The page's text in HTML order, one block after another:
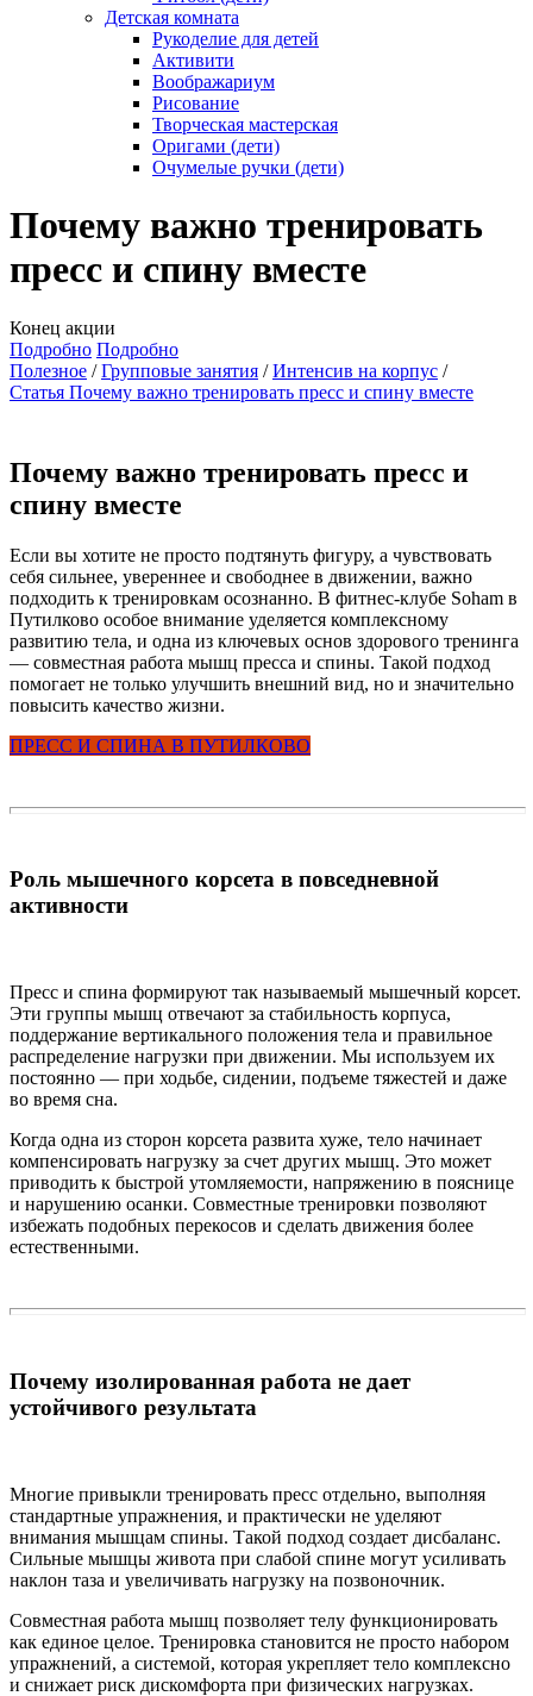
Детская комната
Рукоделие для детей
Активити
Воображариум
Рисование
Творческая мастерская
Оригами (дети)
Очумелые ручки (дети)
Почему важно тренировать
пресс и спину вместе
Конец акции
Подробно Подробно
Полезное
Групповые занятия
Интенсив на корпус
Статья Почему важно тренировать пресс и спину вместе
Почему важно тренировать пресс и
спину вместе
Если вы хотите не просто подтянуть фигуру, а чувствовать
себя сильнее, увереннее и свободнее в движении, важно
подходить к тренировкам осознанно. В фитнес-клубе Soham в
Путилково особое внимание уделяется комплексному
развитию тела, и одна из ключевых основ здорового тренинга
— совместная работа мышц пресса и спины. Такой подход
помогает не только улучшить внешний вид, но и значительно
повысить качество жизни.
ПРЕСС И СПИНА В ПУТИЛКОВО
Роль мышечного корсета в повседневной
активности
Пресс и спина формируют так называемый мышечный корсет.
Эти группы мышц отвечают за стабильность корпуса,
поддержание вертикального положения тела и правильное
распределение нагрузки при движении. Мы используем их
постоянно — при ходьбе, сидении, подъеме тяжестей и даже
во время сна.
Когда одна из сторон корсета развита хуже, тело начинает
компенсировать нагрузку за счет других мышц. Это может
приводить к быстрой утомляемости, напряжению в пояснице
и нарушению осанки. Совместные тренировки позволяют
избежать подобных перекосов и сделать движения более
естественными.
Почему изолированная работа не дает
устойчивого результата
Многие привыкли тренировать пресс отдельно, выполняя
стандартные упражнения, и практически не уделяют
внимания мышцам спины. Такой подход создает дисбаланс.
Сильные мышцы живота при слабой спине могут усиливать
наклон таза и увеличивать нагрузку на позвоночник.
Совместная работа мышц позволяет телу функционировать
как единое целое. Тренировка становится не просто набором
упражнений, а системой, которая укрепляет тело комплексно
и снижает риск дискомфорта при физических нагрузках.